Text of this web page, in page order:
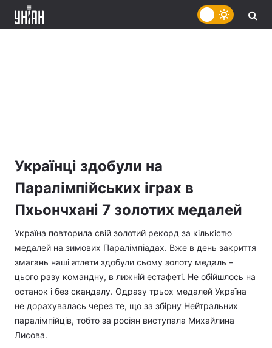
Українці здобули на
Паралімпійських іграх в
Пхьончхані 7 золотих медалей
Україна повторила свій золотий рекорд за кількістю
медалей на зимових Паралімпіадах. Вже в день закриття
змагань наші атлети здобули сьому золоту медаль –
цього разу командну, в лижній естафеті. Не обійшлось на
останок і без скандалу. Одразу трьох медалей Україна
не дорахувалась через те, що за збірну Нейтральних
паралімпійців, тобто за росіян виступала Михайлина
Лисова.